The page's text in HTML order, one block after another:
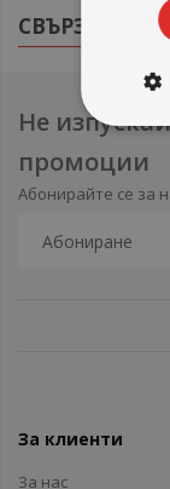
СВЪРЗАНИ
Не
промоции
Абонирайте се за
За клиенти
За нас